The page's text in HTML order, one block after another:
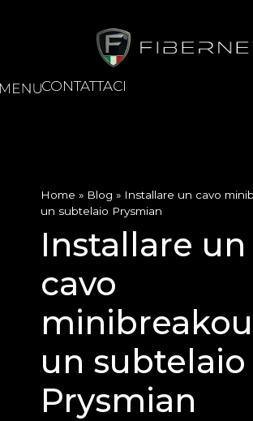
CONTATTACI
Home » Blog » Installare un cavo
un subtelaio Prysmian
Installare un
cavo
un subtelaio
Prysmian